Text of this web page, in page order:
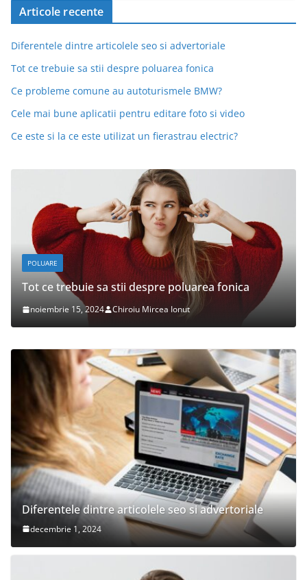
Articole recente
Diferentele dintre articolele seo si advertoriale
Tot ce trebuie sa stii despre poluarea fonica
Ce probleme comune au autoturismele BMW?
Cele mai bune aplicatii pentru editare foto si video
Ce este si la ce este utilizat un fierastrau electric?
POLUARE
Tot ce trebuie sa stii despre poluarea fonica
noiembrie 15, 2024 Chiroiu Mircea Ionut
Diferentele dintre articolele seo si advertoriale
decembrie 1, 2024